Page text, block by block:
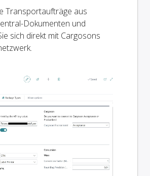
Transportaufträge aus
Dokumenten und
sich direkt mit Cargosons